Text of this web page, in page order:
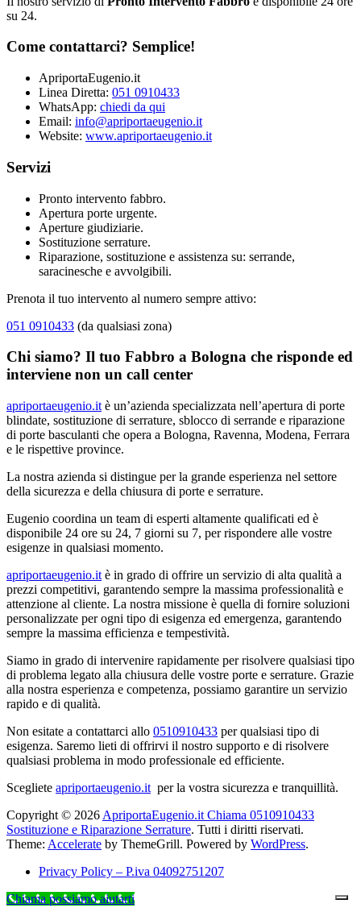
su 24.
Come contattarci? Semplice!
ApriportaEugenio.it
Linea Diretta: 051 0910433
WhatsApp: chiedi da qui
Email: info@apriportaeugenio.it
Website: www.apriportaeugenio.it
Servizi
Pronto intervento fabbro.
Apertura porte urgente.
Aperture giudiziarie.
Sostituzione serrature.
Riparazione, sostituzione e assistenza su: serrande,
saracinesche e avvolgibili.
Prenota il tuo intervento al numero sempre attivo:
051 0910433 (da qualsiasi zona)
Chi siamo? Il tuo Fabbro a Bologna che risponde ed
interviene non un call center
apriportaeugenio.it è un’azienda specializzata nell’apertura di porte
blindate, sostituzione di serrature, sblocco di serrande e riparazione
di porte basculanti che opera a Bologna, Ravenna, Modena, Ferrara
e le rispettive province.
La nostra azienda si distingue per la grande esperienza nel settore
della sicurezza e della chiusura di porte e serrature.
Eugenio coordina un team di esperti altamente qualificati ed è
disponibile 24 ore su 24, 7 giorni su 7, per rispondere alle vostre
esigenze in qualsiasi momento.
apriportaeugenio.it è in grado di offrire un servizio di alta qualità a
prezzi competitivi, garantendo sempre la massima professionalità e
attenzione al cliente. La nostra missione è quella di fornire soluzioni
personalizzate per ogni tipo di esigenza ed emergenza, garantendo
sempre la massima efficienza e tempestività.
Siamo in grado di intervenire rapidamente per risolvere qualsiasi tipo
di problema legato alla chiusura delle vostre porte e serrature. Grazie
alla nostra esperienza e competenza, possiamo garantire un servizio
rapido e di qualità.
Non esitate a contattarci allo 0510910433 per qualsiasi tipo di
esigenza. Saremo lieti di offrirvi il nostro supporto e di risolvere
qualsiasi problema in modo professionale ed efficiente.
Scegliete apriportaeugenio.it per la vostra sicurezza e tranquillità.
Copyright © 2026 ApriportaEugenio.it Chiama 0510910433
Sostituzione e Riparazione Serrature. Tutti i diritti riservati.
Theme: Accelerate by ThemeGrill. Powered by WordPress.
Privacy Policy – P.iva 04092751207
Chiama possiamo aiutarti